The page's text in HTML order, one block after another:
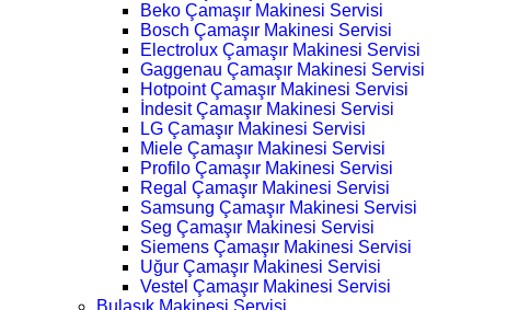
Beko Çamaşır Makinesi Servisi
Bosch Çamaşır Makinesi Servisi
Electrolux Çamaşır Makinesi Servisi
Gaggenau Çamaşır Makinesi Servisi
Hotpoint Çamaşır Makinesi Servisi
İndesit Çamaşır Makinesi Servisi
LG Çamaşır Makinesi Servisi
Miele Çamaşır Makinesi Servisi
Profilo Çamaşır Makinesi Servisi
Regal Çamaşır Makinesi Servisi
Samsung Çamaşır Makinesi Servisi
Seg Çamaşır Makinesi Servisi
Siemens Çamaşır Makinesi Servisi
Uğur Çamaşır Makinesi Servisi
Vestel Çamaşır Makinesi Servisi
Bulaşık Makinesi Servisi